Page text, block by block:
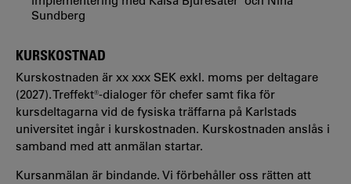
Sundberg
KURSKOSTNAD
Kurskostnaden är xx xxx SEK exkl. moms per deltagare
(2027). Treffekt®-dialoger för chefer samt fika för
kursdeltagarna vid de fysiska träffarna på Karlstads
universitet ingår i kurskostnaden. Kurskostnaden anslås i
samband med att anmälan startar.
Kursanmälan är bindande. Vi förbehåller oss rätten att